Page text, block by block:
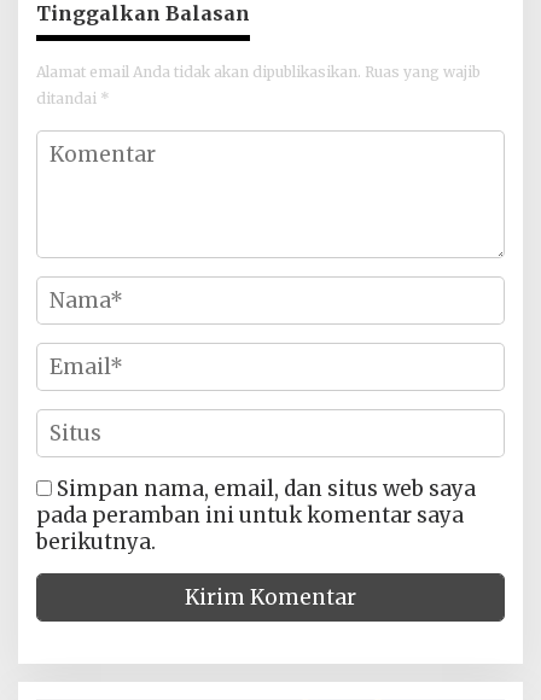
Tinggalkan Balasan
Alamat email Anda tidak akan dipublikasikan. Ruas yang wajib
ditandai *
Simpan nama, email, dan situs web saya
pada peramban ini untuk komentar saya
berikutnya.